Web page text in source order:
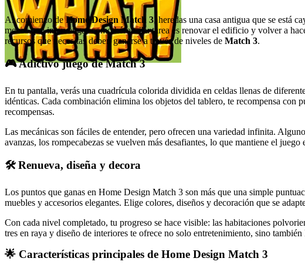
Al comienzo deHome Design Match 3, heredas una casa antigua que se está
menos que intervengas como héroe. Tu tarea es renovar el edificio y volver a
recursos que necesitas deben ganarse a través de niveles de Match 3.
🎮 Adictivo juego de Match 3
En tu pantalla, verás una cuadrícula colorida dividida en celdas llenas de
idénticas. Cada combinación elimina los objetos del tablero, te recompensa con
recompensas.
Las mecánicas son fáciles de entender, pero ofrecen una variedad infinita.
avanzas, los rompecabezas se vuelven más desafiantes, lo que mantiene el
🛠️ Renueva, diseña y decora
Los puntos que ganas en Home Design Match 3 son más que una simple
muebles y accesorios elegantes. Elige colores, diseños y decoración que se
Con cada nivel completado, tu progreso se hace visible: las habitaciones
tres en raya y diseño de interiores te ofrece no solo entretenimiento, sino
🌟 Características principales de Home Design Match 3